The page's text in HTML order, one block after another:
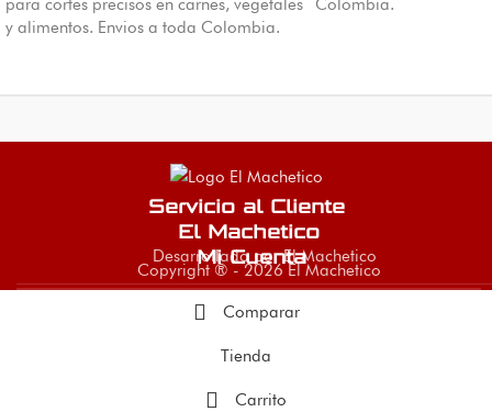
para cortes precisos en carnes, vegetales
y alimentos. Envios a toda Colombia.
Colombia.
Servicio al Cliente
El Machetico
Mi Cuenta
Desarrollado por El Machetico
Copyright ® - 2026 El Machetico
Comparar
Tienda
Carrito